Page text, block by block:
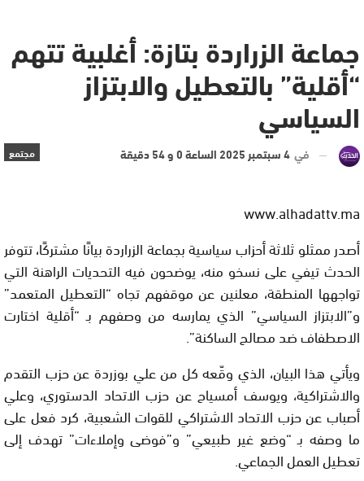
جماعة الزراردة بتازة: أغلبية تتهم
“أقلية” بالتعطيل والابتزاز
السياسي
مجتمع في4 سبتمبر 2025 الساعة 0 و 54 دقيقة
www.alhadattv.ma
أصدر ممثلو ثلاثة أحزاب سياسية بجماعة الزراردة بيانًا مشتركًا، تتوفر
الحدث تيفي على نسخو منه، يوضحون فيه التحديات الراهنة التي
تواجهها المنطقة، معلنين عن موقفهم تجاه “التعطيل المتعمد”
و”الابتزاز السياسي” الذي يمارسه من وصفهم بـ “أقلية اختارت
الاصطفاف ضد مصالح الساكنة”.
ويأتي هذا البيان، الذي وقّعه كل من علي بوزردة عن حزب التقدم
والاشتراكية، ويوسف أمسياح عن حزب الاتحاد الدستوري، وعلي
أصباب عن حزب الاتحاد الاشتراكي للقوات الشعبية، كرد فعل على
ما وصفه بـ “وضع غير طبيعي” و”فوضى وإملاءات” تهدف إلى
تعطيل العمل الجماعي.